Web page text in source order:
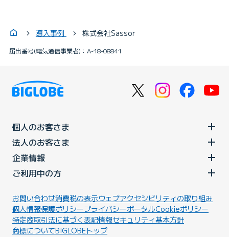
導入事例 株式会社Sassor
届出番号(電気通信事業者)：A-18-08841
個人のお客さま
法人のお客さま
企業情報
ご利用中の方
お問い合わせ消費税の表示ウェブアクセシビリティの取り組み
個人情報保護ポリシープライバシーポータルCookieポリシー
特定商取引法に基づく表記情報セキュリティ基本方針
商標についてBIGLOBEトップ